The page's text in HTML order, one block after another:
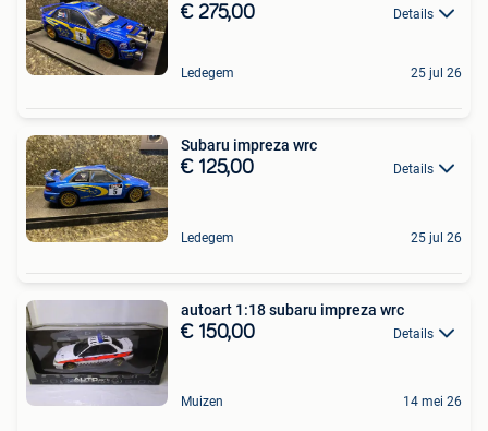
€ 275,00 Details
Ledegem 25 jul 26
Subaru impreza wrc
€ 125,00 Details
Ledegem 25 jul 26
autoart 1:18 subaru impreza wrc
€ 150,00 Details
Muizen 14 mei 26